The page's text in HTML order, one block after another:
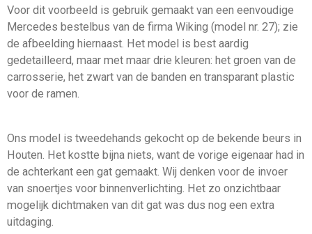
Voor dit voorbeeld is gebruik gemaakt van een eenvoudige
Mercedes bestelbus van de firma Wiking (model nr. 27); zie
de afbeelding hiernaast. Het model is best aardig
gedetailleerd, maar met maar drie kleuren: het groen van de
carrosserie, het zwart van de banden en transparant plastic
voor de ramen.
Ons model is tweedehands gekocht op de bekende beurs in
Houten. Het kostte bijna niets, want de vorige eigenaar had in
de achterkant een gat gemaakt. Wij denken voor de invoer
van snoertjes voor binnenverlichting. Het zo onzichtbaar
mogelijk dichtmaken van dit gat was dus nog een extra
uitdaging.